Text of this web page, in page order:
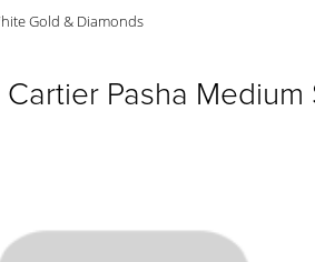
Gold & Diamonds
Cartier Pasha